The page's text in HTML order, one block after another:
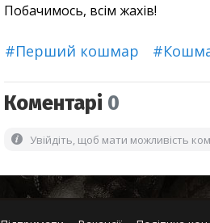
Побачимось, всім жахів!
#Перший кошмар
Коментарі 0
Увійдіть, щоб мати можливість